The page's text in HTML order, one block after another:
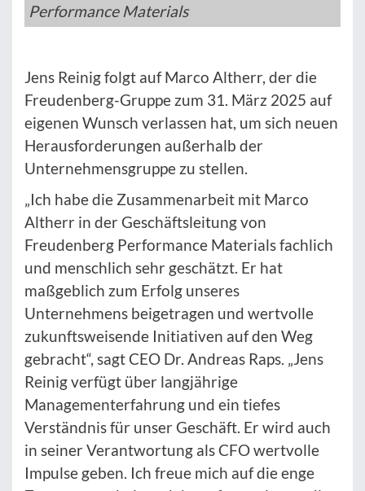
Performance Materials
Jens Reinig folgt auf Marco Altherr, der die
Freudenberg-Gruppe zum 31. März 2025 auf
eigenen Wunsch verlassen hat, um sich neuen
Herausforderungen außerhalb der
Unternehmensgruppe zu stellen.
„Ich habe die Zusammenarbeit mit Marco
Altherr in der Geschäftsleitung von
Freudenberg Performance Materials fachlich
und menschlich sehr geschätzt. Er hat
maßgeblich zum Erfolg unseres
Unternehmens beigetragen und wertvolle
zukunftsweisende Initiativen auf den Weg
gebracht“, sagt CEO Dr. Andreas Raps. „Jens
Reinig verfügt über langjährige
Managementerfahrung und ein tiefes
Verständnis für unser Geschäft. Er wird auch
in seiner Verantwortung als CFO wertvolle
Impulse geben. Ich freue mich auf die enge